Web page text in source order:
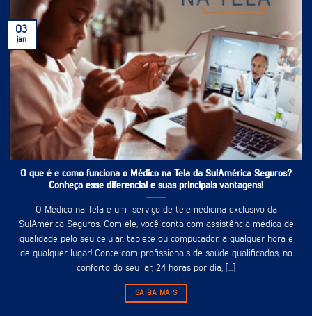
O que é e como funciona o Médico na Tela da SulAmérica Seguros?
Conheça esse diferencial e suas principais vantagens!
O Médico na Tela é um serviço de telemedicina exclusivo da
SulAmérica Seguros. Com ele, você conta com assistência médica de
qualidade pelo seu celular, tablete ou computador, a qualquer hora e
de qualquer lugar! Conte com profissionais de saúde qualificados, no
conforto do seu lar, 24 horas por dia, [...]
SAIBA MAIS
03
jan